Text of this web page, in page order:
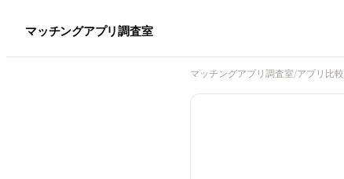
マッチングアプリ調査室
マッチングアプリ調査室/アプリ比較